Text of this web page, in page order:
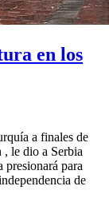
en los
a finales de
le dio a Serbia
presionará para
de